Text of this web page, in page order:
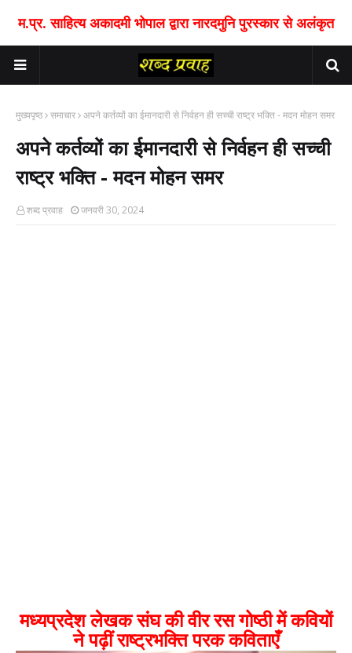
म.प्र. साहित्य अकादमी भोपाल द्वारा नारदमुनि पुरस्कार से अलंकृत
मुख्यपृष्ठ समाचार अपने कर्तव्यों का ईमानदारी से निर्वहन ही सच्ची राष्ट्र भक्ति - मदन मोहन समर
अपने कर्तव्यों का ईमानदारी से निर्वहन ही सच्ची
राष्ट्र भक्ति - मदन मोहन समर
शब्द प्रवाह जनवरी 30, 2024
मध्यप्रदेश लेखक संघ की वीर रस गोष्ठी में कवियों
ने पढ़ीं राष्ट्रभक्ति परक कविताएँ